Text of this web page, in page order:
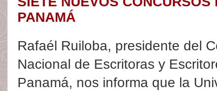
PANAMÁ
Rafaél Ruiloba, presidente del
Nacional de Escritoras y
Panamá, nos informa que la